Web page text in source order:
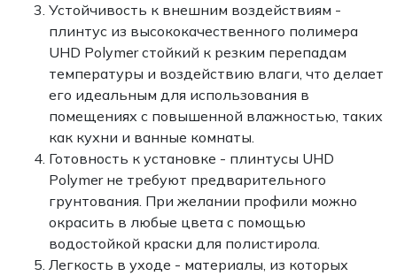
Устойчивость к внешним воздействиям -
плинтус из высококачественного полимера
UHD Polymer стойкий к резким перепадам
температуры и воздействию влаги, что делает
его идеальным для использования в
помещениях с повышенной влажностью, таких
как кухни и ванные комнаты.
Готовность к установке - плинтусы UHD
Polymer не требуют предварительного
грунтования. При желании профили можно
окрасить в любые цвета с помощью
водостойкой краски для полистирола.
Легкость в уходе - материалы, из которых